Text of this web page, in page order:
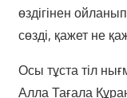
өздігінен
сөзді, қажет не
Осы тұста тіл
Алла Тағала